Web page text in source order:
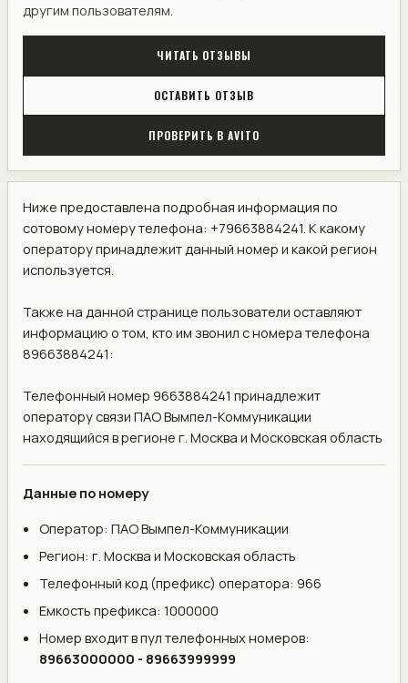
другим пользователям.
ЧИТАТЬ ОТЗЫВЫ
ОСТАВИТЬ ОТЗЫВ
ПРОВЕРИТЬ В AVITO
Ниже предоставлена подробная информация по
сотовому номеру телефона: +79663884241. К какому
оператору принадлежит данный номер и какой регион
используется.
Также на данной странице пользователи оставляют
информацию о том, кто им звонил с номера телефона
89663884241:
Телефонный номер 9663884241 принадлежит
оператору связи ПАО Вымпел-Коммуникации
находящийся в регионе г. Москва и Московская область
Данные по номеру
Оператор: ПАО Вымпел-Коммуникации
Регион: г. Москва и Московская область
Телефонный код (префикс) оператора: 966
Емкость префикса: 1000000
Номер входит в пул телефонных номеров:
89663000000 - 89663999999